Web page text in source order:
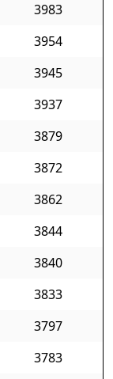
3983
3954
3945
3937
3879
3872
3862
3844
3840
3833
3797
3783